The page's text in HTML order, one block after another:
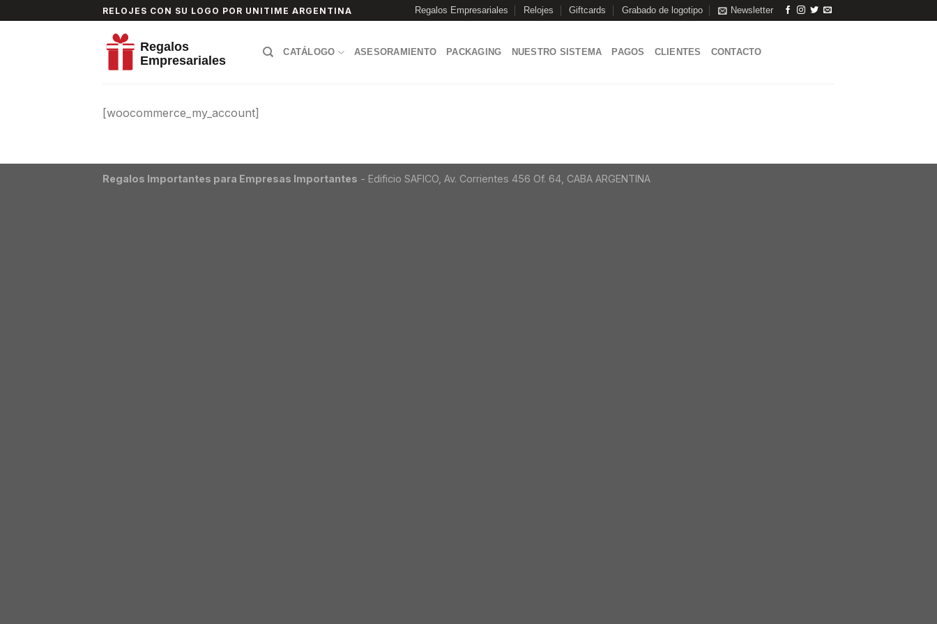
to
RELOJES CON SU LOGO POR UNITIME ARGENTINA Regalos Empresariales Relojes Giftcards Grabado de logotipo Newsletter
CATÁLOGO ASESORAMIENTO PACKAGING NUESTRO SISTEMA PAGOS CLIENTES CONTACTO
[woocommerce_my_account]
Regalos Importantes para Empresas Importantes - Edificio SAFICO, Av. Corrientes 456 Of. 64, CABA ARGENTINA